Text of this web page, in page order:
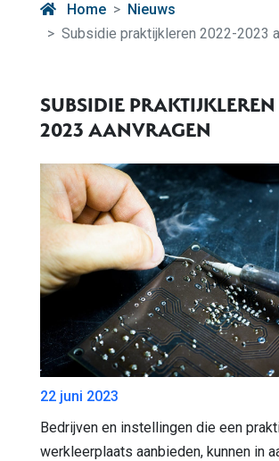
Home
Nieuws
Subsidie praktijkleren 2022-2023
SUBSIDIE
2023 AANVRAGEN
22 juni 2023
Bedrijven en instellingen die een
werkleerplaats aanbieden, kunnen in